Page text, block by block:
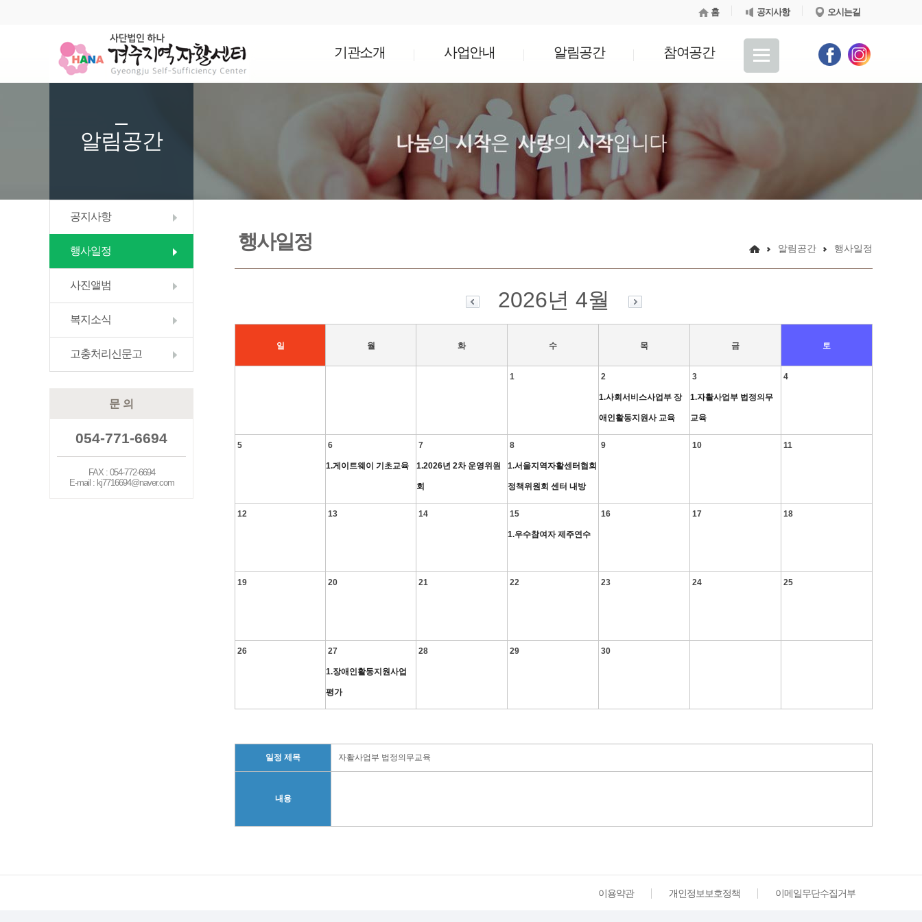
홈 공지사항 오시는길
기관소개 사업안내 알림공간 참여공간
알림공간
공지사항
행사일정
사진앨범
복지소식
고충처리신문고
문 의
054-771-6694
FAX : 054-772-6694
E-mail : kj7716694@naver.com
행사일정 알림공간 행사일정
2026년 4월
일 월 화 수 목 금 토
1 2
1.사회서비스사업부 장
애인활동지원사 교육
3
1.자활사업부 법정의무
교육
4
5 6
1.게이트웨이 기초교육
7
1.2026년 2차 운영위원
회
8
1.서울지역자활센터협회
정책위원회 센터 내방
9 10 11
12 13 14 15
1.우수참여자 제주연수
16 17 18
19 20 21 22 23 24 25
26 27
1.장애인활동지원사업
평가
28 29 30
일정 제목 자활사업부 법정의무교육
내용
이용약관 개인정보보호정책 이메일무단수집거부